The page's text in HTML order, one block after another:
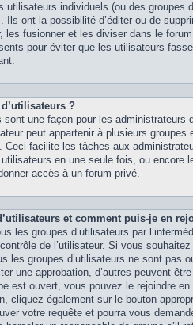
utilisateurs individuels (ou des groupes
Ils ont la possibilité d’éditer ou de
les fusionner et les diviser dans le
pour éviter que les utilisateurs
?
sont une façon pour les administrateurs
peut appartenir à plusieurs groupes
Ceci facilite les tâches aux
en une seule fois, ou encore
accès à un forum privé.
et comment puis-je en
les groupes d’utilisateurs par
de l’utilisateur. Si vous
les groupes d’utilisateurs ne sont pas
une approbation, d’autres peuvent
est ouvert, vous pouvez le rejoindre en
cliquez également sur le bouton
votre requête et pourra vous